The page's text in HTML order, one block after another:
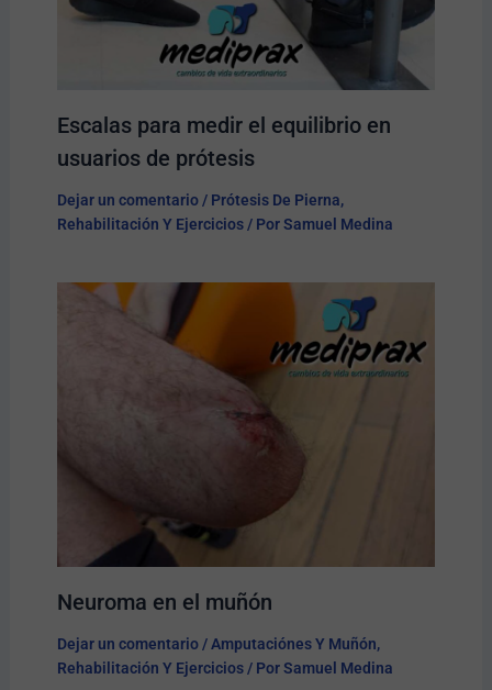
Escalas para medir el equilibrio en
usuarios de prótesis
Dejar un comentario / Prótesis De Pierna,
Rehabilitación Y Ejercicios/ PorSamuel Medina
Neuroma en el muñón
Dejar un comentario /Amputaciónes Y Muñón,
Rehabilitación Y Ejercicios/ PorSamuel Medina